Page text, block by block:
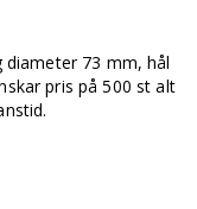
73 mm, hål
pris på 500 st alt